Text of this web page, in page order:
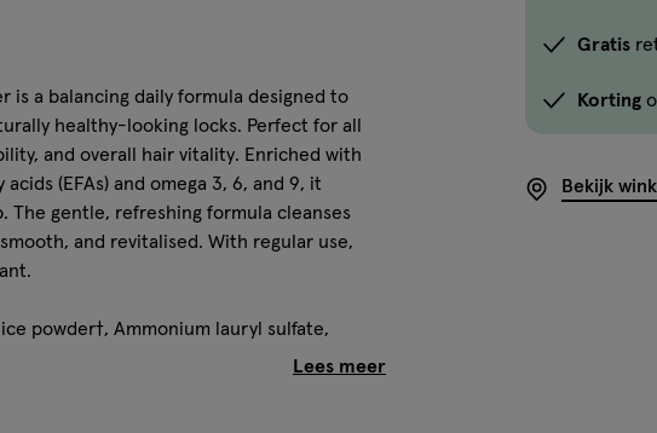
Gratis
Korting
Bekijk
is a balancing daily formula designed to
healthy-looking locks. Perfect for all
and overall hair vitality. Enriched with
(EFAs) and omega 3, 6, and 9, it
The gentle, refreshing formula cleanses
and revitalised. With regular use,
powder†, Ammonium lauryl sulfate,
betaine, Sea salt (Maris sal),